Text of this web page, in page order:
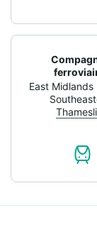
East Midlands